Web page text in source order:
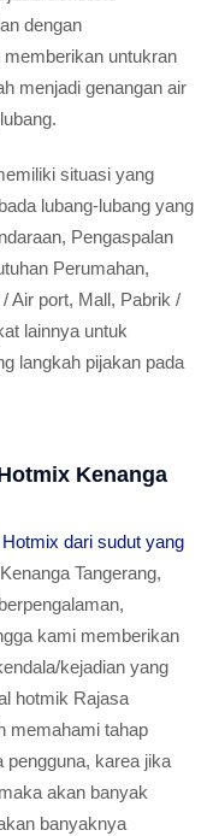
dengan
untukran
menjadi genangan air
situasi yang
lubang-lubang yang
Pengaspalan
Perumahan,
Air port, Mall, Pabrik /
lainnya untuk
langkah pijakan pada
Kenanga
dari sudut yang
Tangerang,
kami memberikan
kejadian yang
hotmik Rajasa
memahami tahap
pengguna, karea jika
akan banyak
banyaknya